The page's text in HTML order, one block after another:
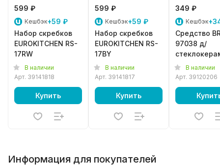
599 ₽
Кешбэк+59 ₽
Набор скребков
EUROKITCHEN RS-
17RW
В наличии
Арт. 39141818
Купить
599 ₽
Кешбэк+59 ₽
Набор скребков
EUROKITCHEN RS-
17BY
В наличии
Арт. 39141817
Купить
349 ₽
Кешбэк
Средство
97038 д/
плитВ наличии
Арт. 39120206
Информация для покупателей